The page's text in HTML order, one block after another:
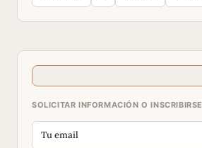
SOLICITAR INFORMACIÓN O INSCRIBIRSE